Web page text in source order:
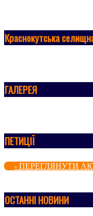
Краснокутська
ГАЛЕРЕЯ
ПЕТИЦІЇ
- ПЕРЕГЛЯНУТИ
ОСТАННІ НОВИНИ